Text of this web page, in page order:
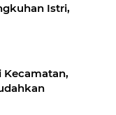
Istri,
Kecamatan,